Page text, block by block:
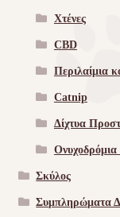
Χτένες
CBD
Περιλαίμια
Catnip
Δίχτυα
Ονυχοδρόμια
Σκύλος
Συμπληρώματα